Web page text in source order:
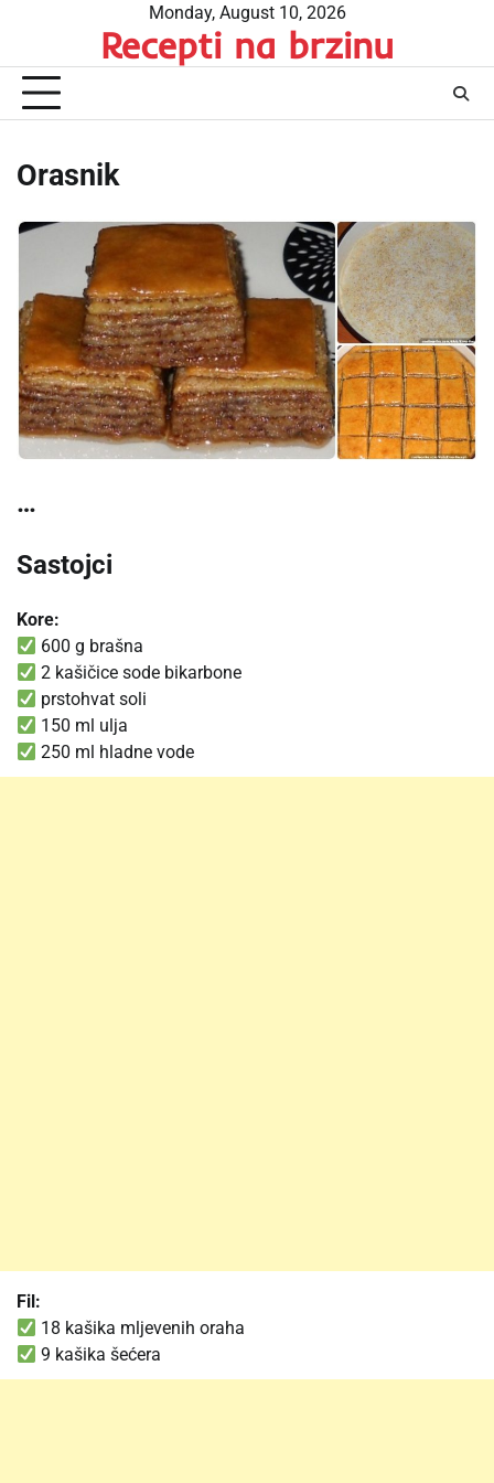
content
Monday, August 10, 2026
Recepti na brzinu
Orasnik
…
Sastojci
Kore:
600 g brašna
2 kašičice sode bikarbone
prstohvat soli
150 ml ulja
250 ml hladne vode
Fil:
18 kašika mljevenih oraha
9 kašika šećera